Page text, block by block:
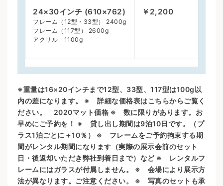
24×30インチ (610×762)
フレーム（12型・33型） 2400g
フレーム（117型） 2600g
アクリル 1100g
￥2,200
※重量は16×20インチまで12型、33型、117型は100g以
内の差になります。 ※ 詳細な価格表はこちらからご覧く
ださい。 2020マット価格 ※ 数に限りがあります。お
早めにご予約を！ ※ 貸し出し期間は9泊10日です。（プ
ラス1泊ごとに＋10％） ※ フレームをご予約拘束する期
間がレンタル期間になります（実際の展示会前のセット
日・後返却いただき弊社到着日まで）など ※ レンタルフ
レームにはガラスが付属しません。 ※ 会場により展示方
法が異なります。ご注意ください。 ※ 写真のセットも承